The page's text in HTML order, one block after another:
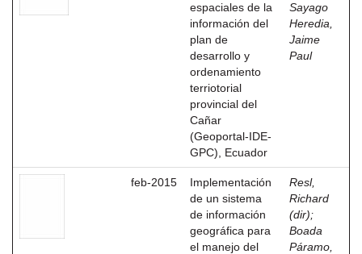
espaciales de la
información del
plan de
desarrollo y
ordenamiento
terriotorial
provincial del
Cañar
(Geoportal-IDE-
GPC), Ecuador
Sayago
Heredia,
Jaime
Paul
feb-2015
Implementación
de un sistema
de información
geográfica para
el manejo del
Resl,
Richard
(dir);
Boada
Páramo,